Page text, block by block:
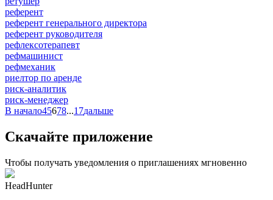
референт
референт генерального директора
референт руководителя
рефлексотерапевт
рефмашинист
рефмеханик
риелтор по аренде
риск-аналитик
риск-менеджер
В начало45678...17дальше
Скачайте приложение
Чтобы получать уведомления о приглашениях мгновенно
HeadHunter